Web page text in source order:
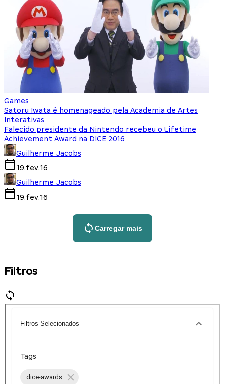
Games
Satoru Iwata é homenageado pela Academia de Artes
Interativas
Falecido presidente da Nintendo recebeu o Lifetime
Achievement Award na DICE 2016
Guilherme Jacobs
19.fev.16
Guilherme Jacobs
19.fev.16
Carregar mais
Filtros
Filtros Selecionados
Tags
dice-awards